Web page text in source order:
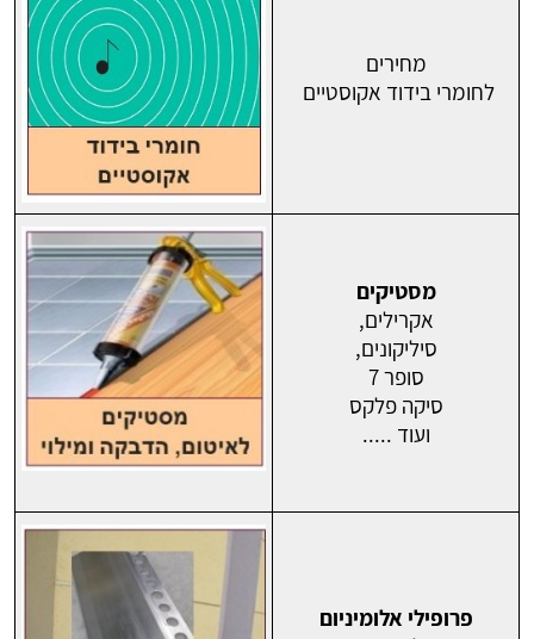
מחירים
לחומרי בידוד אקוסטיים
מסטיקים
אקרילים,
סיליקונים,
סופר 7
סיקה פלקס
ועוד .....
פרופילי אלומיניום